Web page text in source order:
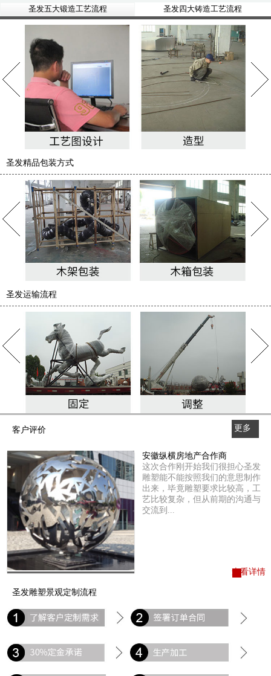
圣发五大锻造工艺流程 圣发四大铸造工艺流程
圣发精品包装方式
圣发运输流程
客户评价
更多
查看详情
安徽纵横房地产合作商
这次合作刚开始我们很担心圣发
雕塑能不能按照我们的意思制作
出来，毕竟雕塑要求比较高，工
艺比较复杂，但从前期的沟通与
交流到...
圣发雕塑景观定制流程